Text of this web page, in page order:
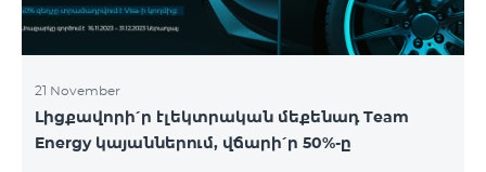
21 November
Լիցքավորի՛ր էլեկտրական մեքենադ Team
Energy կայաններում, վճարի՛ր 50%-ը